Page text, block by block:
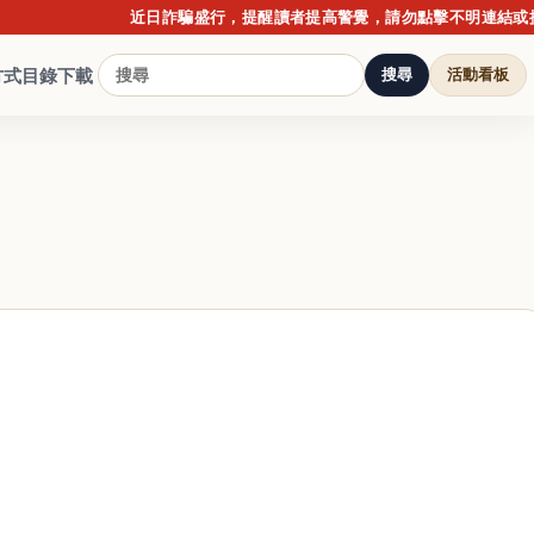
近日詐騙盛行，提醒讀者提高警覺，請勿點擊不明連結或提供
式目錄下載 搜尋 活動看板